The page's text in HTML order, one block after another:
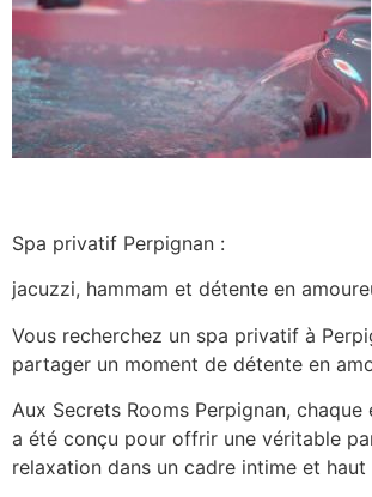
Spa privatif Perpignan :
jacuzzi, hammam et détente en
Vous recherchez un spa privatif à
partager un moment de détente en
Aux Secrets Rooms Perpignan,
a été conçu pour offrir une véritable
relaxation dans un cadre intime et haut